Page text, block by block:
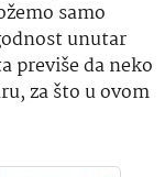
samo
unutar
previše da neko
za što u ovom